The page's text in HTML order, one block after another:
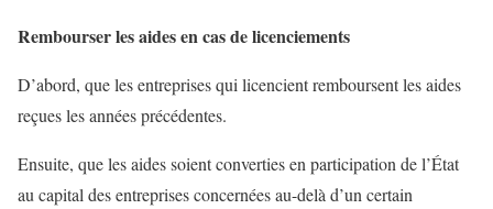
Rembourser les aides en cas de licenciements
D’abord, que les entreprises qui licencient remboursent les aides
reçues les années précédentes.
Ensuite, que les aides soient converties en participation de l’État
au capital des entreprises concernées au-delà d’un certain